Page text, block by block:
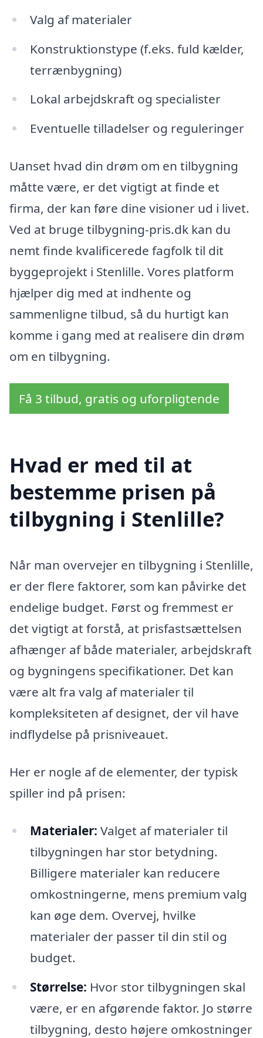
Valg af materialer
Konstruktionstype (f.eks. fuld kælder,
terrænbygning)
Lokal arbejdskraft og specialister
Eventuelle tilladelser og reguleringer
Uanset hvad din drøm om en tilbygning
måtte være, er det vigtigt at finde et
firma, der kan føre dine visioner ud i livet.
Ved at bruge tilbygning-pris.dk kan du
nemt finde kvalificerede fagfolk til dit
byggeprojekt i Stenlille. Vores platform
hjælper dig med at indhente og
sammenligne tilbud, så du hurtigt kan
komme i gang med at realisere din drøm
om en tilbygning.
Få 3 tilbud, gratis og uforpligtende
Hvad er med til at
bestemme prisen på
tilbygning i Stenlille?
Når man overvejer en tilbygning i Stenlille,
er der flere faktorer, som kan påvirke det
endelige budget. Først og fremmest er
det vigtigt at forstå, at prisfastsættelsen
afhænger af både materialer, arbejdskraft
og bygningens specifikationer. Det kan
være alt fra valg af materialer til
kompleksiteten af designet, der vil have
indflydelse på prisniveauet.
Her er nogle af de elementer, der typisk
spiller ind på prisen:
Materialer: Valget af materialer til
tilbygningen har stor betydning.
Billigere materialer kan reducere
omkostningerne, mens premium valg
kan øge dem. Overvej, hvilke
materialer der passer til din stil og
budget.
Størrelse: Hvor stor tilbygningen skal
være, er en afgørende faktor. Jo større
tilbygning, desto højere omkostninger